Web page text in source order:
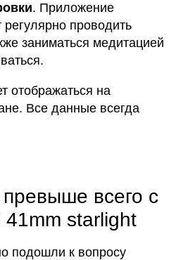
. Приложение
проводить
заниматься медитацией
отображаться на
Все данные всегда
превыше всего с
starlight
подошли к вопросу